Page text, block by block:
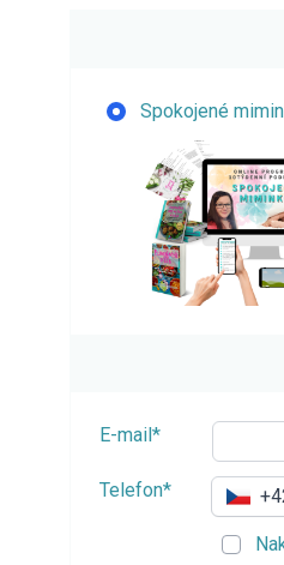
Spokojené
E-mail*
Telefon*